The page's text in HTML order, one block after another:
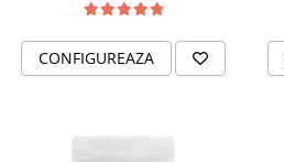
CONFIGUREAZA